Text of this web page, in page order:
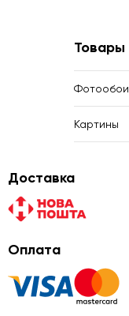
Товары
Фотообои
Картины
Доставка
Оплата